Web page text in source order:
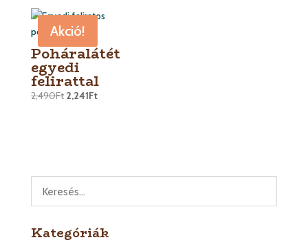
Akció!
Poháralátét
egyedi
felirattal
2,490Ft 2,241Ft
Kategóriák